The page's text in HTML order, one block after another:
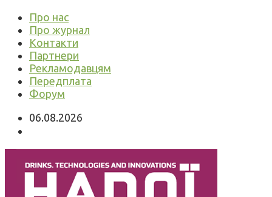
Про нас
Про журнал
Контакти
Партнери
Рекламодавцям
Передплата
Форум
06.08.2026